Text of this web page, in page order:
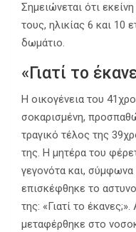
Σημειώνεται ότι
τους, ηλικίας 6 και 10
δωμάτιο.
«Γιατί το
Η οικογένεια του
σοκαρισμένη,
τραγικό τέλος της
της. Η μητέρα του
γεγονότα και,
επισκέφθηκε το
της: «Γιατί το
μεταφέρθηκε στο